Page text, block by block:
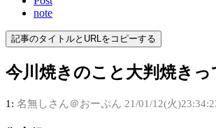
note
記事のタイトルとURLをコピーする
今川焼きのこと大判焼き
1: 名無しさん＠おーぷん 21/01/12(火